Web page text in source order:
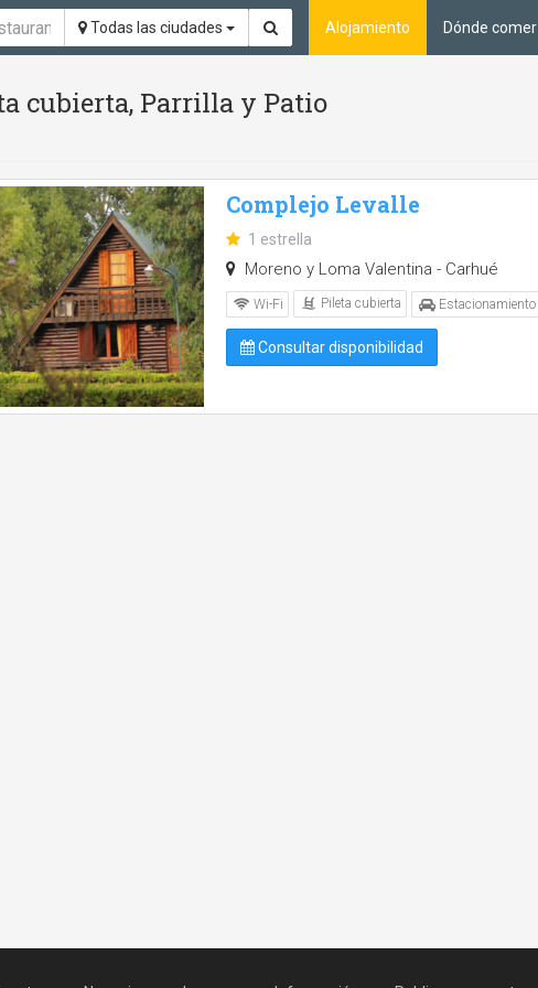
Todas las ciudades Alojamiento Dónde comer
cubierta, Parrilla y Patio
Complejo Levalle
1 estrella
Moreno y Loma Valentina - Carhué
Wi-Fi Pileta cubierta Estacionamiento
Consultar disponibilidad